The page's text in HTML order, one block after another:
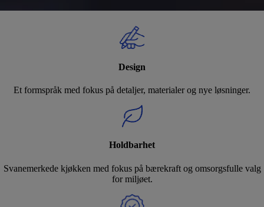
Design
Et formspråk med fokus på detaljer, materialer og nye løsninger.
Holdbarhet
Svanemerkede kjøkken med fokus på bærekraft og omsorgsfulle valg
for miljøet.